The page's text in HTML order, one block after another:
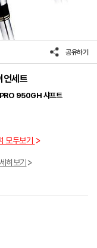
공유하기
세트
950GH 샤프트
모두보기
히보기